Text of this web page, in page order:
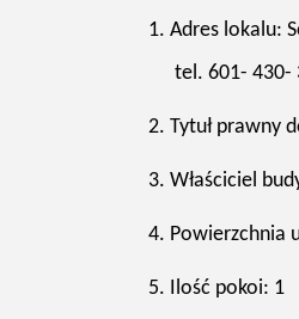
Adres lokalu:
tel. 601- 430-
Tytuł prawny
Właściciel
Powierzchnia
Ilość pokoi: 1